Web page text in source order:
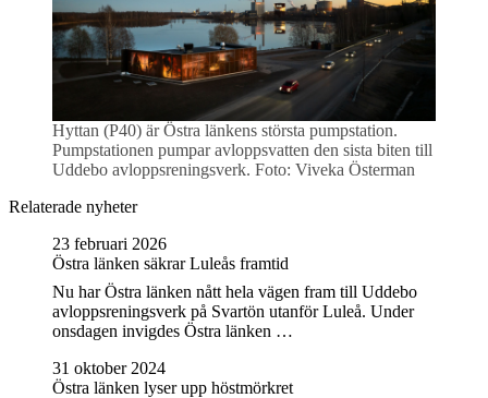
Hyttan (P40) är Östra länkens största pumpstation.
Pumpstationen pumpar avloppsvatten den sista biten till
Uddebo avloppsreningsverk. Foto: Viveka Österman
Relaterade nyheter
Östra länken säkrar Luleås framtid
23 februari 2026
Nu har Östra länken nått hela vägen fram till Uddebo
avloppsreningsverk på Svartön utanför Luleå. Under
onsdagen invigdes Östra länken …
Östra länken lyser upp höstmörkret
31 oktober 2024